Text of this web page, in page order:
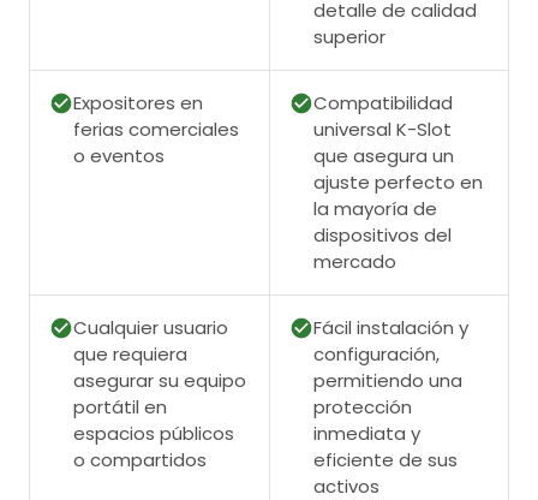
detalle de calidad
superior
Expositores en
ferias comerciales
o eventos
Compatibilidad
universal K-Slot
que asegura un
ajuste perfecto en
la mayoría de
dispositivos del
mercado
Cualquier usuario
que requiera
asegurar su equipo
portátil en
espacios públicos
o compartidos
Fácil instalación y
configuración,
permitiendo una
protección
inmediata y
eficiente de sus
activos